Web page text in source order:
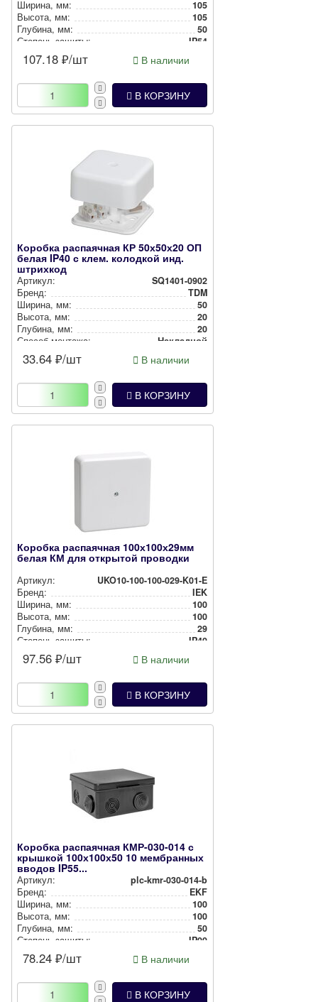
Ширина, мм:
105
Высота, мм:
105
Глубина, мм:
50
Степень защиты:
IP54
Цвет:
Способ монтажа:
Накладной
107.18 ₽/шт В наличии
В КОРЗИНУ
Коробка распаячная КР 50х50х20 ОП
белая IP40 с клем. колодкой инд.
штрихкод
Артикул:
SQ1401-0902
Бренд:
TDM
Ширина, мм:
50
Высота, мм:
20
Глубина, мм:
20
Способ монтажа:
Накладной
33.64 ₽/шт В наличии
В КОРЗИНУ
Коробка распаячная 100х100х29мм
белая КМ для открытой проводки
Артикул:
UKO10-100-100-029-K01-E
Бренд:
IEK
Ширина, мм:
100
Высота, мм:
100
Глубина, мм:
29
Степень защиты:
IP40
Цвет:
Способ монтажа:
Накладной
97.56 ₽/шт В наличии
В КОРЗИНУ
Коробка распаячная КМР-030-014 с
крышкой 100х100х50 10 мембранных
вводов IP55...
Артикул:
plc-kmr-030-014-b
Бренд:
EKF
Ширина, мм:
100
Высота, мм:
100
Глубина, мм:
50
Степень защиты:
IP00
Цвет:
Способ монтажа:
Накладной
78.24 ₽/шт В наличии
В КОРЗИНУ